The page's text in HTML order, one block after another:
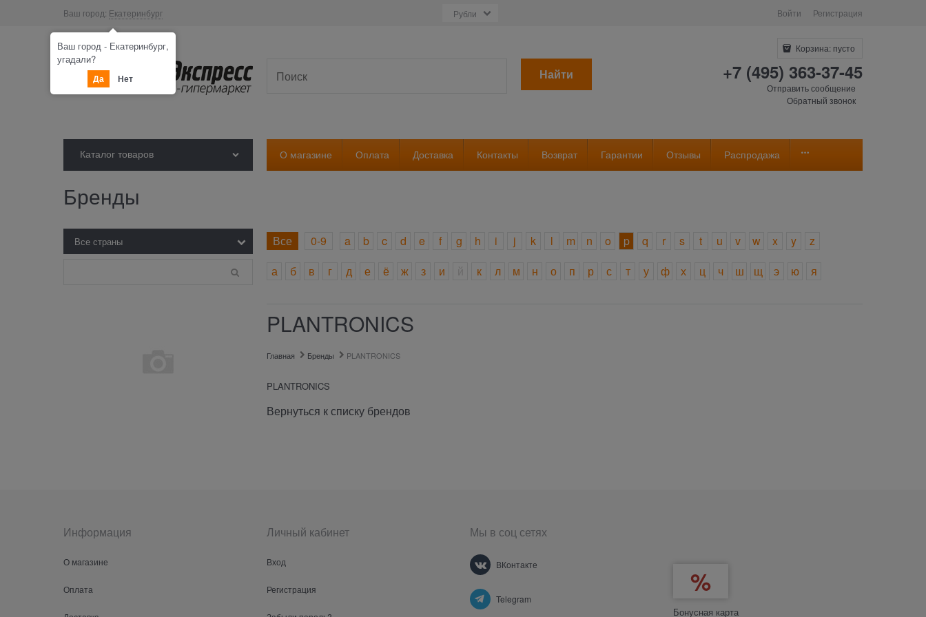
Ваш город: Екатеринбург Войти Регистрация
Найти
Корзина: пусто
+7 (495) 363-37-45
Отправить сообщение
Обратный звонок
Каталог товаров О магазине Оплата Доставка Контакты Возврат Гарантии Отзывы Распродажа
Бренды
Все 0-9 a b c d e f g h i j k l m n o p q r s t u v w x y
z
а
б в г д е ё ж з и к л м н о п р с т у ф х ц ч ш щ э ю я
PLANTRONICS
Главная Бренды PLANTRONICS
PLANTRONICS
Вернуться к списку брендов
Информация
О магазине
Оплата
Личный кабинет
Вход
Регистрация
Мы в соц сетях
ВКонтакте
Telegram
Бонусная карта
Ваш город - Екатеринбург,
угадали?
Да Нет